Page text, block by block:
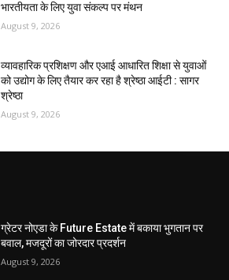
भारतीयता के लिए युवा संकल्प पर मंथन
August 9, 2026
व्यावहारिक प्रशिक्षण और एआई आधारित शिक्षा से युवाओं
को उद्योग के लिए तैयार कर रहा है श्रेष्ठा आईटी : सागर
श्रेष्ठा
August 9, 2026
ग्रेटर नोएडा के Future Estate में बकाया भुगतान पर
बवाल, मजदूरों का जोरदार प्रदर्शन
August 9, 2026